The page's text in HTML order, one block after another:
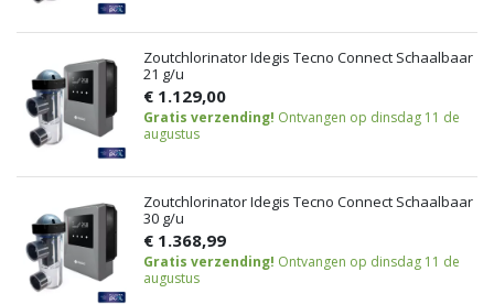
Zoutchlorinator Idegis Tecno Connect Schaalbaar
21 g/u
€ 1.129,00
Gratis verzending! Ontvangen op dinsdag 11 de
augustus
Zoutchlorinator Idegis Tecno Connect Schaalbaar
30 g/u
€ 1.368,99
Gratis verzending! Ontvangen op dinsdag 11 de
augustus